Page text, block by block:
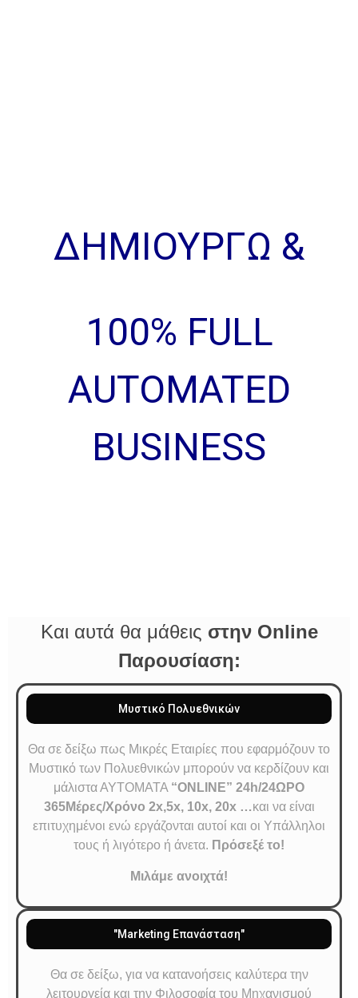
ΔΗΜΙΟΥΡΓΩ &
100% FULL
AUTOMATED
BUSINESS
Και αυτά θα μάθεις στην Online
Παρουσίαση:
Μυστικό Πολυεθνικών
Θα σε δείξω πως Μικρές Εταιρίες που εφαρμόζουν το
Μυστικό των Πολυεθνικών μπορούν να κερδίζουν και
μάλιστα ΑΥΤΟΜΑΤΑ “ONLINE” 24h/24ΩΡΟ
365Μέρες/Χρόνο 2x,5x, 10x, 20x …και να είναι
επιτυχημένοι ενώ εργάζονται αυτοί και οι Υπάλληλοι
τους ή λιγότερο ή άνετα. Πρόσεξέ το!
Μιλάμε ανοιχτά!
"Marketing Επανάσταση"
Θα σε δείξω, για να κατανοήσεις καλύτερα την
λειτουργεία και την Φιλοσοφία του Μηχανισμού